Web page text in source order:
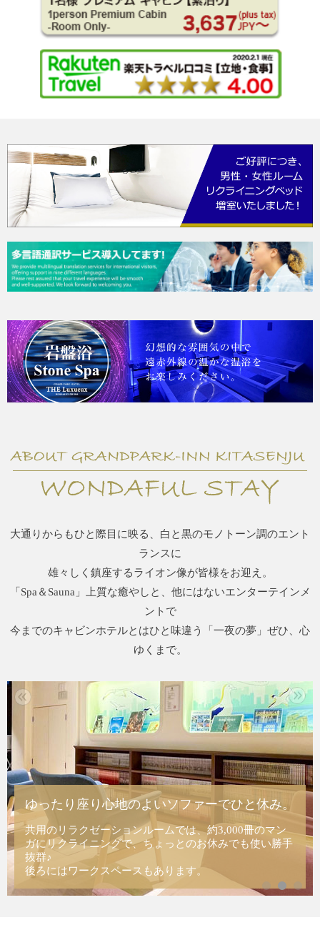
大通りからもひと際目に映る、白と黒のモノトーン調のエント
ランスに
雄々しく鎮座するライオン像が皆様をお迎え。
「Spa＆Sauna」上質な癒やしと、他にはないエンターテインメ
ントで
今までのキャビンホテルとはひと味違う「一夜の夢」ぜひ、心
ゆくまで。
ゆったり座り心地のよいソファーでひと休み。
共用のリラクゼーションルームでは、約3,000冊のマン
ガにリクライニングで、ちょっとのお休みでも使い勝手
抜群♪
後ろにはワークスペースもあります。